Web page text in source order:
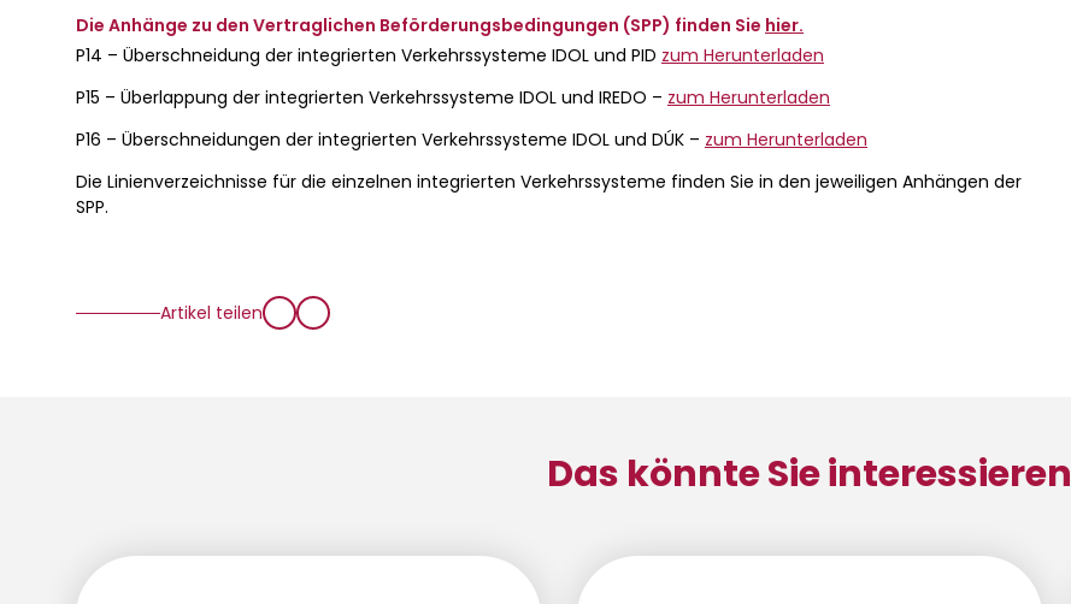
Die Anhänge zu den Vertraglichen Beförderungsbedingungen (SPP) finden Sie hier.
P14 – Überschneidung der integrierten Verkehrssysteme IDOL und PID zum Herunterladen
P15 – Überlappung der integrierten Verkehrssysteme IDOL und IREDO – zum Herunterladen
P16 – Überschneidungen der integrierten Verkehrssysteme IDOL und DÚK – zum Herunterladen
Die Linienverzeichnisse für die einzelnen integrierten Verkehrssysteme finden Sie in den jeweiligen Anhängen der
SPP.
Artikel teilen
Das könnte Sie interessieren